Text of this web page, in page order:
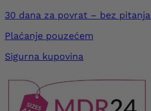
30 dana za povrat – bez pitanja
Plaćanje pouzećem
Sigurna kupovina